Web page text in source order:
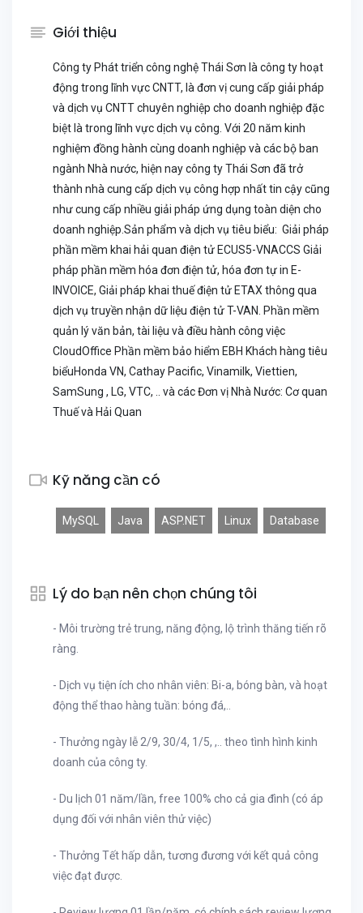
Giới thiệu
Công ty Phát triển công nghệ Thái Sơn là công ty hoạt
động trong lĩnh vực CNTT, là đơn vị cung cấp giải pháp
và dịch vụ CNTT chuyên nghiệp cho doanh nghiệp đặc
biệt là trong lĩnh vực dịch vụ công. Với 20 năm kinh
nghiệm đồng hành cùng doanh nghiệp và các bộ ban
ngành Nhà nước, hiện nay công ty Thái Sơn đã trở
thành nhà cung cấp dịch vụ công hợp nhất tin cậy cũng
như cung cấp nhiều giải pháp ứng dụng toàn diện cho
doanh nghiệp.Sản phẩm và dịch vụ tiêu biểu: Giải pháp
phần mềm khai hải quan điện tử ECUS5-VNACCS Giải
pháp phần mềm hóa đơn điện tử, hóa đơn tự in E-
INVOICE, Giải pháp khai thuế điện tử ETAX thông qua
dịch vụ truyền nhận dữ liệu điện tử T-VAN. Phần mềm
quản lý văn bản, tài liệu và điều hành công việc
CloudOffice Phần mềm bảo hiểm EBH Khách hàng tiêu
biểuHonda VN, Cathay Pacific, Vinamilk, Viettien,
SamSung , LG, VTC, .. và các Đơn vị Nhà Nước: Cơ quan
Thuế và Hải Quan
Kỹ năng cần có
MySQL Java ASP.NET Linux Database
Lý do bạn nên chọn chúng tôi
- Môi trường trẻ trung, năng động, lộ trình thăng tiến rõ
ràng.
- Dịch vụ tiện ích cho nhân viên: Bi-a, bóng bàn, và hoạt
động thể thao hàng tuần: bóng đá,..
- Thưởng ngày lễ 2/9, 30/4, 1/5, ,.. theo tình hình kinh
doanh của công ty.
- Du lịch 01 năm/lần, free 100% cho cả gia đình (có áp
dụng đối với nhân viên thử việc)
- Thưởng Tết hấp dẫn, tương đương với kết quả công
việc đạt được.